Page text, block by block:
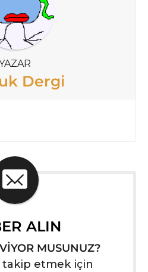
Dergi
ALIN
MUSUNUZ?
takip etmek için